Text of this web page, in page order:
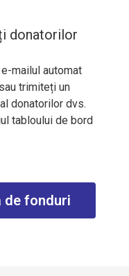
donatorilor
mailul automat
trimiteți un
donatorilor dvs.
tabloului de bord
de fonduri